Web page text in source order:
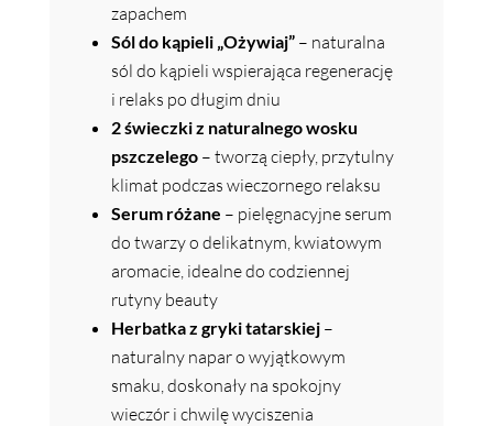
zapachem
Sól do kąpieli „Ożywiaj”– naturalna
sól do kąpieli wspierająca regenerację
i relaks po długim dniu
2 świeczki z naturalnego wosku
pszczelego– tworzą ciepły, przytulny
klimat podczas wieczornego relaksu
Serum różane – pielęgnacyjne serum
do twarzy o delikatnym, kwiatowym
aromacie, idealne do codziennej
rutyny beauty
Herbatka z gryki tatarskiej–
naturalny napar o wyjątkowym
smaku, doskonały na spokojny
wieczór i chwilę wyciszenia